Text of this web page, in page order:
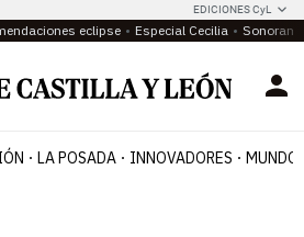
EDICIONES CyL
eclipse Especial Cecilia
LA POSADA INNOVADORES MUNDO